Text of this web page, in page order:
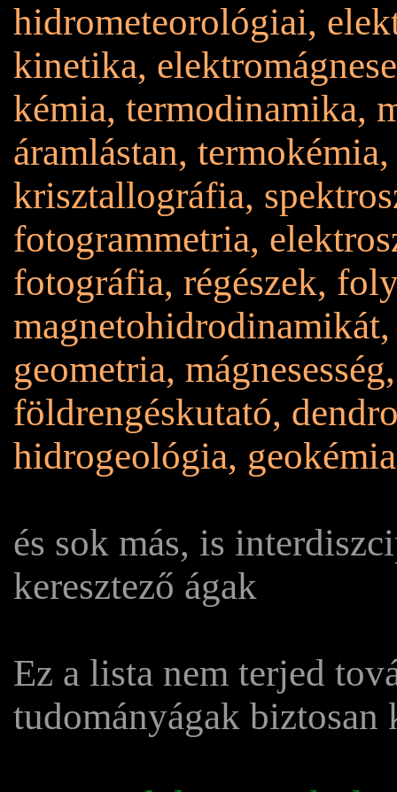
hidrometeorológiai,
kinetika,
kémia, termodinamika,
áramlástan,
krisztallográfia,
fotogrammetria,
fotográfia, régészek,
geometria,
földrengéskutató,
hidrogeológia, geokémia
és sok más, is
keresztező ágak
Ez a lista nem terjed
tudományágak biztosan